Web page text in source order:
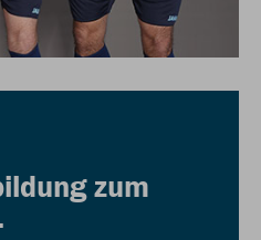
zum